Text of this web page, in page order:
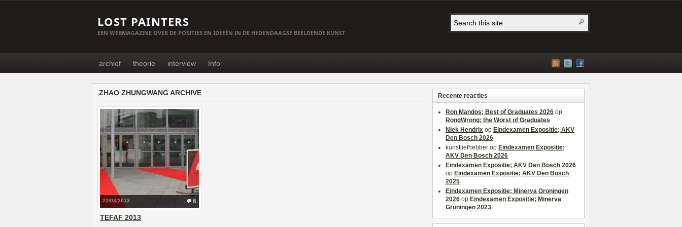
LOST PAINTERS
EEN WEBMAGAZINE OVER DE POSITIES EN IDEEËN IN DE HEDENDAAGSE BEELDENDE KUNST
archief theorie interview Info
ZHAO ZHUNGWANG ARCHIVE
6
22/03/2013
TEFAF 2013
Recente reacties
Ron Mandos; Best of Graduates 2026 op
RongWrong; the Worst of Graduates
Niek Hendrix op Eindexamen Expositie; AKV
Den Bosch 2026
kunstliefhebber op Eindexamen Expositie;
AKV Den Bosch 2026
Eindexamen Expositie; AKV Den Bosch 2026
op Eindexamen Expositie; AKV Den Bosch
2025
Eindexamen Expositie; Minerva Groningen
2026 op Eindexamen Expositie; Minerva
Groningen 2023